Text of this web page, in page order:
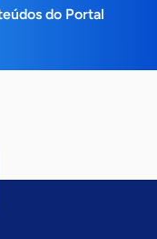
do Portal